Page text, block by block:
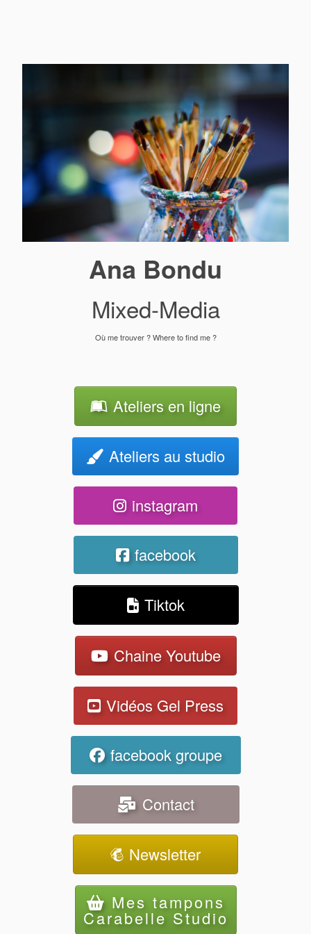
Ana Bondu
Mixed-Media
Où me trouver ? Where to find me ?
Ateliers en ligne
Ateliers au studio
instagram
facebook
Tiktok
Chaine Youtube
Vidéos Gel Press
facebook groupe
Contact
Newsletter
Mes tampons
Carabelle Studio